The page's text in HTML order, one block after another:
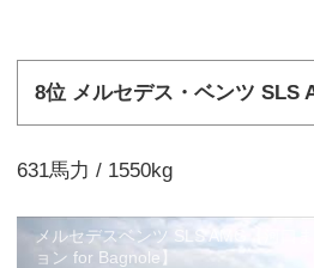
8位 メルセデス・ベンツ SLS
631馬力 / 1550kg
メルセデスベンツ SLS AMG【河口
ョン for Bagnole】